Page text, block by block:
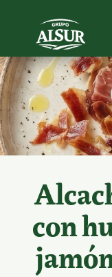
con